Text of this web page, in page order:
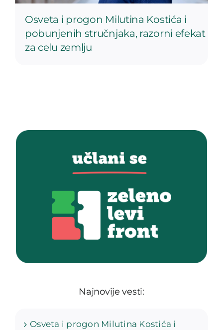
Osveta i progon Milutina Kostića i
pobunjenih stručnjaka, razorni efekat
za celu zemlju
Najnovije vesti:
Osveta i progon Milutina Kostića i